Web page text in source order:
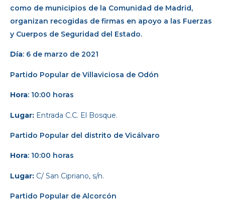
como de municipios de la Comunidad de Madrid,
organizan recogidas de firmas en apoyo a las Fuerzas
y Cuerpos de Seguridad del Estado.
Día: 6 de marzo de 2021
Partido Popular de Villaviciosa de Odón
Hora: 10:00 horas
Lugar: Entrada C.C. El Bosque.
Partido Popular del distrito de Vicálvaro
Hora: 10:00 horas
Lugar: C/ San Cipriano, s/n.
Partido Popular de Alcorcón